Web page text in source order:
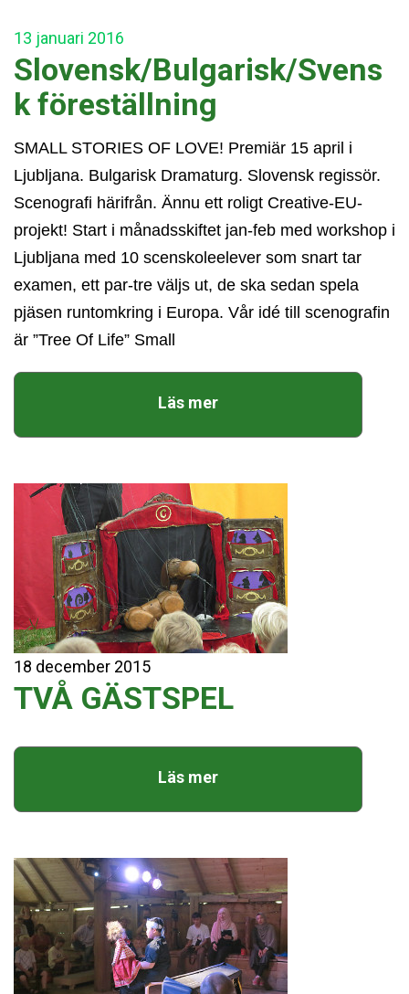
13 januari 2016
Slovensk/Bulgarisk/Svens
k föreställning
SMALL STORIES OF LOVE! Premiär 15 april i
Ljubljana. Bulgarisk Dramaturg. Slovensk regissör.
Scenografi härifrån. Ännu ett roligt Creative-EU-
projekt! Start i månadsskiftet jan-feb med workshop i
Ljubljana med 10 scenskoleelever som snart tar
examen, ett par-tre väljs ut, de ska sedan spela
pjäsen runtomkring i Europa. Vår idé till scenografin
är ”Tree Of Life” Small
Läs mer
18 december 2015
TVÅ GÄSTSPEL
Läs mer